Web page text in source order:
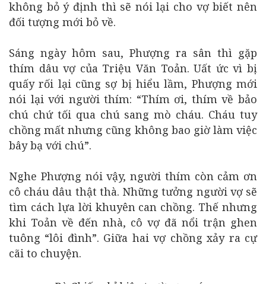
không bỏ ý định thì sẽ nói lại cho vợ biết nên
đối tượng mới bỏ về.
Sáng ngày hôm sau, Phượng ra sân thì gặp
thím dâu vợ của Triệu Văn Toản. Uất ức vì bị
quấy rối lại cũng sợ bị hiểu lầm, Phượng mới
nói lại với người thím: “Thím ơi, thím về bảo
chú chứ tối qua chú sang mò cháu. Cháu tuy
chồng mất nhưng cũng không bao giờ làm việc
bây bạ với chú”.
Nghe Phượng nói vậy, người thím còn cảm ơn
cô cháu dâu thật thà. Những tưởng người vợ sẽ
tìm cách lựa lời khuyên can chồng. Thế nhưng
khi Toản về đến nhà, cô vợ đã nổi trận ghen
tuông “lôi đình”. Giữa hai vợ chồng xảy ra cự
cãi to chuyện.